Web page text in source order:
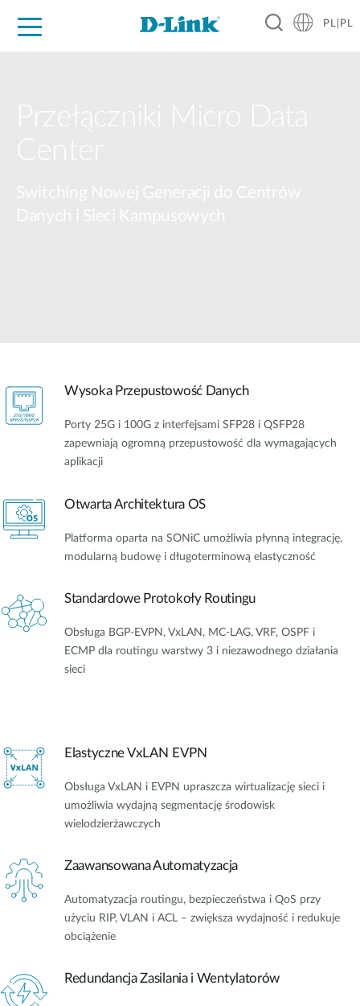
PL|PL
Wysoka Przepustowość Danych
Porty 25G i 100G z interfejsami SFP28 i QSFP28
zapewniają ogromną przepustowość dla wymagających
aplikacji
Otwarta Architektura OS
Platforma oparta na SONiC umożliwia płynną integrację,
modularną budowę i długoterminową elastyczność
Standardowe Protokoły Routingu
Obsługa BGP-EVPN, VxLAN, MC-LAG, VRF, OSPF i
ECMP dla routingu warstwy 3 i niezawodnego działania
sieci
Elastyczne VxLAN EVPN
Obsługa VxLAN i EVPN upraszcza wirtualizację sieci i
umożliwia wydajną segmentację środowisk
wielodzierżawczych
Zaawansowana Automatyzacja
Automatyzacja routingu, bezpieczeństwa i QoS przy
użyciu RIP, VLAN i ACL – zwiększa wydajność i redukuje
obciążenie
Redundancja Zasilania i Wentylatorów